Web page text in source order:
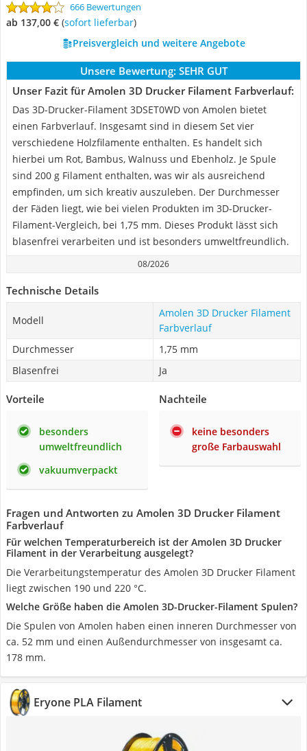
666 Bewertungen
ab 137,00 € ( Sofort lieferbar)
Preisvergleich und weitere Angebote
Unsere Bewertung: SEHR GUT
Unser Fazit für Amolen 3D Drucker Filament Farbverlauf:
Das 3D-Drucker-Filament 3DSET0WD von Amolen bietet
einen Farbverlauf. Insgesamt sind in diesem Set vier
verschiedene Holzfilamente enthalten. Es handelt sich
hierbei um Rot, Bambus, Walnuss und Ebenholz. Je Spule
sind 200 g Filament enthalten, was wir als ausreichend
empfinden, um sich kreativ auszuleben. Der Durchmesser
der Fäden liegt, wie bei vielen Produkten im 3D-Drucker-
Filament-Vergleich, bei 1,75 mm. Dieses Produkt lässt sich
blasenfrei verarbeiten und ist besonders umweltfreundlich.
08/2026
Technische Details
Modell
Amolen 3D Drucker Filament
Farbverlauf
Durchmesser
1,75 mm
Blasenfrei
Ja
Vorteile
besonders
umweltfreundlich
vakuumverpackt
Nachteile
keine besonders
große Farbauswahl
Fragen und Antworten zu Amolen 3D Drucker Filament
Farbverlauf
Für welchen Temperaturbereich ist der Amolen 3D Drucker
Filament in der Verarbeitung ausgelegt?
Die Verarbeitungstemperatur des Amolen 3D Drucker Filament
liegt zwischen 190 und 220 °C.
Welche Größe haben die Amolen 3D-Drucker-Filament Spulen?
Die Spulen von Amolen haben einen inneren Durchmesser von
ca. 52 mm und einen Außendurchmesser von insgesamt ca.
178 mm.
Eryone PLA Filament